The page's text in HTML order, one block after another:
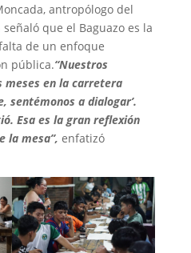
antropólogo del
que el Baguazo es la
de un enfoque
pública.“Nuestros
meses en la carretera
sentémonos a dialogar’.
Esa es la gran reflexión
la mesa”, enfatizó